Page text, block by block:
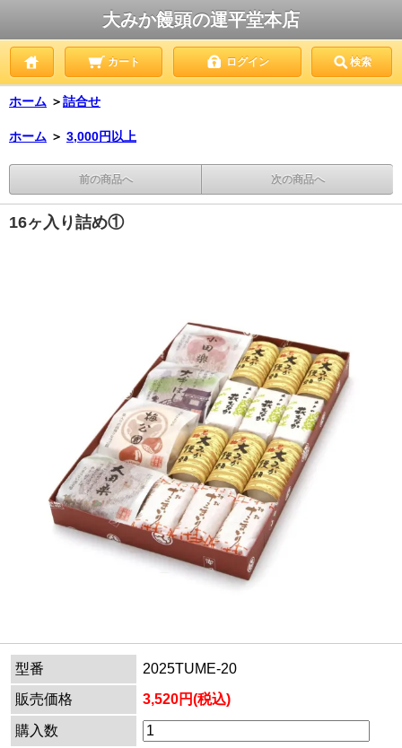
大みか饅頭の運平堂本店
カート ログイン 検索
ホーム ＞詰合せ
ホーム ＞ 3,000円以上
前の商品へ 次の商品へ
16ヶ入り詰め①
型番
2025TUME-20
販売価格
3,520円(税込)
購入数